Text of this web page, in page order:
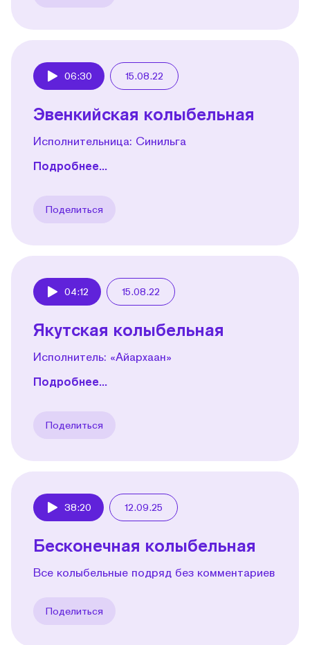
06:30 15.08.22
Эвенкийская колыбельная
Исполнительница: Синильга
Подробнее...
Поделиться
04:12 15.08.22
Якутская колыбельная
Исполнитель: «Айархаан»
Подробнее...
Поделиться
38:20 12.09.25
Бесконечная колыбельная
Все колыбельные подряд без комментариев
Поделиться